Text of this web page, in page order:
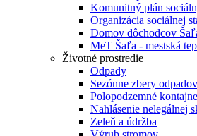
Komunitný plán
Organizácia sociálnej
Domov dôchodcov
MeT Šaľa - mestská
Životné prostredie
Odpady
Sezónne zbery odpadov
Polopodzemné
Nahlásenie nelegálnej
Zeleň a údržba